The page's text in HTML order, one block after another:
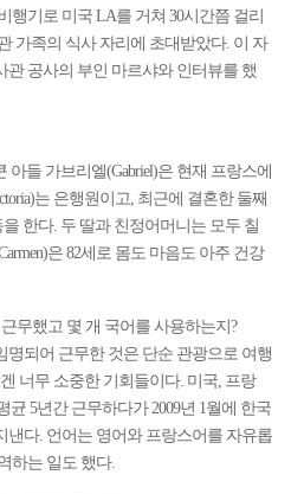
행기로 미국 LA를 거쳐 30시간쯤 걸리
가족의 식사 자리에 초대받았다. 이 자
관 공사의 부인 마르샤와 인터뷰를 했
들 가브리엘(Gabriel)은 현재 프랑스에
는 은행원이고, 최근에 결혼한 둘째
한다. 두 딸과 친정어머니는 모두 칠
은 82세로 몸도 마음도 아주 건강
무했고 몇 개 국어를 사용하는지?
명되어 근무한 것은 단순 관광으로 여행
너무 소중한 기회들이다. 미국, 프랑
균 5년간 근무하다가 2009년 1월에 한국
낸다. 언어는 영어와 프랑스어를 자유롭
하는 일도 했다.